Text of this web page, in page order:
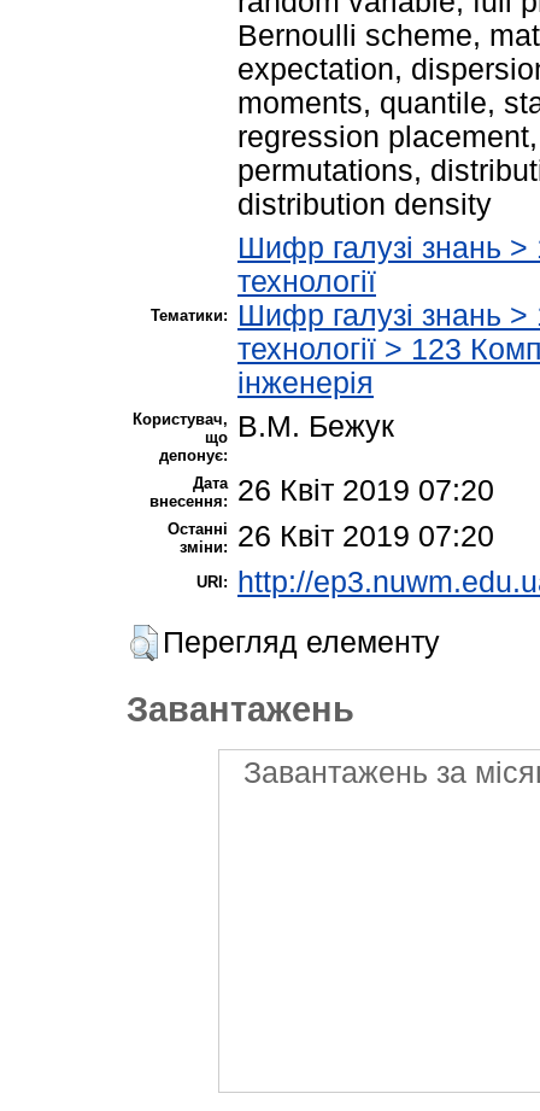
Bernoulli scheme,
expectation,
moments, quantile,
regression
permutations,
distribution density
Тематики:
Шифр галузі знань >
технології
Шифр галузі знань >
технології > 123
інженерія
Користувач,
що
депонує:
В.М. Бежук
Дата
внесення:
26 Квіт 2019 07:20
Останні
зміни:
26 Квіт 2019 07:20
URI:
http://
Перегляд елементу
Завантажень
Завантажень за